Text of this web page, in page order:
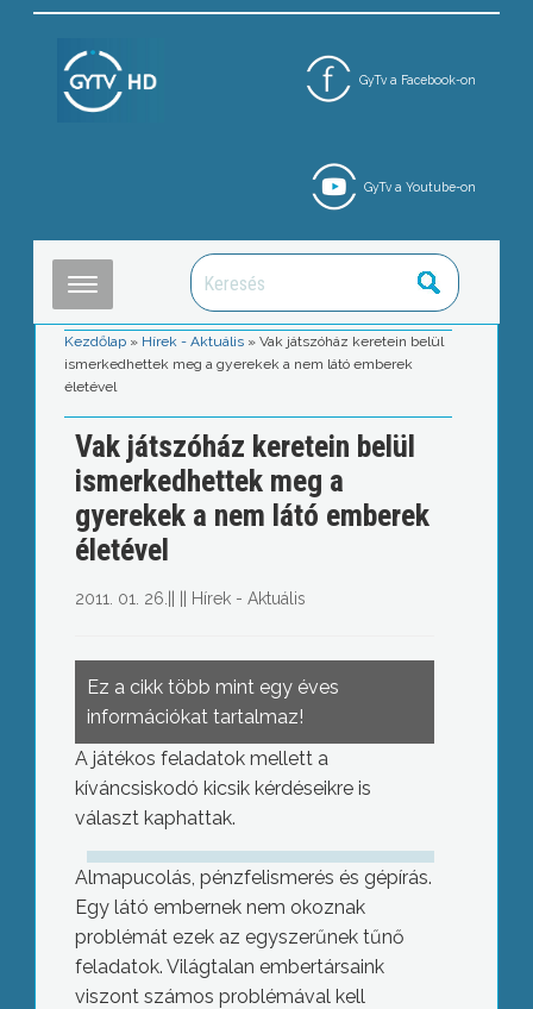
GyTv a Facebook-on
GyTv a Youtube-on
Kezdőlap » Hírek - Aktuális »Vak játszóház keretein belül
ismerkedhettek meg a gyerekek a nem látó emberek
életével
Vak játszóház keretein belül
ismerkedhettek meg a
gyerekek a nem látó emberek
életével
2011. 01. 26. Hírek - Aktuális
Ez a cikk több mint egy éves
információkat tartalmaz!
A játékos feladatok mellett a
kíváncsiskodó kicsik kérdéseikre is
választ kaphattak.
Almapucolás, pénzfelismerés és gépírás.
Egy látó embernek nem okoznak
problémát ezek az egyszerűnek tűnő
feladatok. Világtalan embertársaink
viszont számos problémával kell